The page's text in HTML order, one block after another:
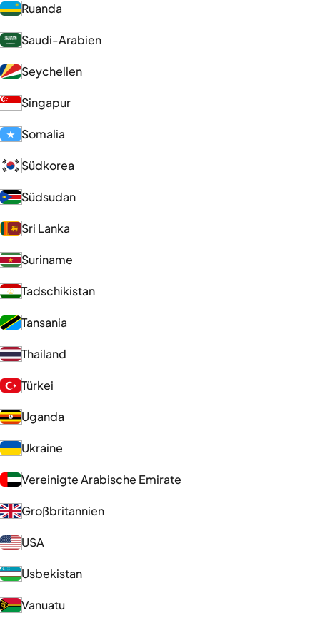
Ruanda
Saudi-Arabien
Seychellen
Singapur
Somalia
Südkorea
Südsudan
Sri Lanka
Suriname
Tadschikistan
Tansania
Thailand
Türkei
Uganda
Ukraine
Vereinigte Arabische Emirate
Großbritannien
USA
Usbekistan
Vanuatu